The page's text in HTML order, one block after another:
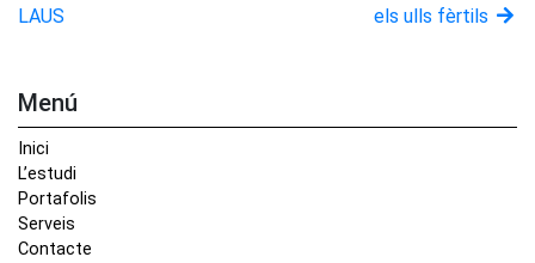
LAUS
els ulls fèrtils
Menú
Inici
L’estudi
Portafolis
Serveis
Contacte